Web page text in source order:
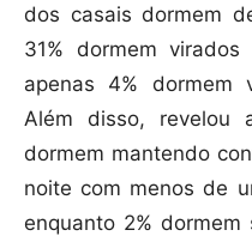
dos casais dormem
31% dormem
apenas 4% dormem
Além disso, revelou
dormem mantendo
noite com menos de
enquanto 2%